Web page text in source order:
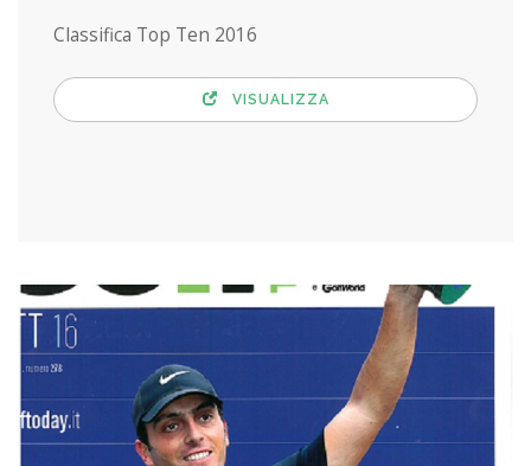
Classifica Top Ten 2016
VISUALIZZA